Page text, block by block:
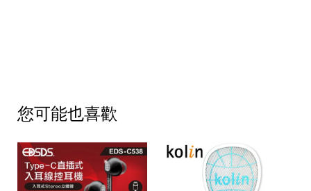
您可能也喜歡